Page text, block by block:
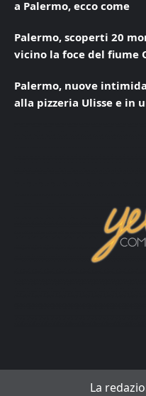
a Palermo, ecco come
Palermo, scoperti 20
vicino la foce del fiume
Palermo, nuove
alla pizzeria Ulisse e in
La